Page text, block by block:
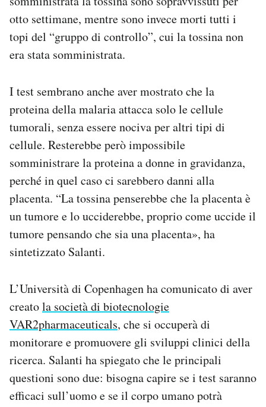
otto settimane, mentre sono invece morti tutti i
topi del “gruppo di controllo”, cui la tossina non
era stata somministrata.
I test sembrano anche aver mostrato che la
proteina della malaria attacca solo le cellule
tumorali, senza essere nociva per altri tipi di
cellule. Resterebbe però impossibile
somministrare la proteina a donne in gravidanza,
perché in quel caso ci sarebbero danni alla
placenta. “La tossina penserebbe che la placenta è
un tumore e lo ucciderebbe, proprio come uccide il
tumore pensando che sia una placenta», ha
sintetizzato Salanti.
L’Università di Copenhagen ha comunicato di aver
creatola società di biotecnologie
VAR2pharmaceuticals, che si occuperà di
monitorare e promuovere gli sviluppi clinici della
ricerca. Salanti ha spiegato che le principali
questioni sono due: bisogna capire se i test saranno
efficaci sull’uomo e se il corpo umano potrà